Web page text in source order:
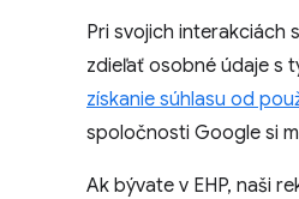
Pri svojich interakciách
zdieľať osobné údaje s
získanie súhlasu od
spoločnosti Google si
Ak bývate v EHP, naši